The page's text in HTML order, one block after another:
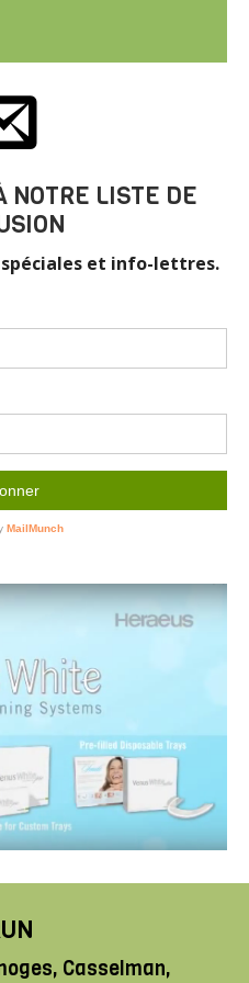
NOTRE LISTE DE
Casselman,